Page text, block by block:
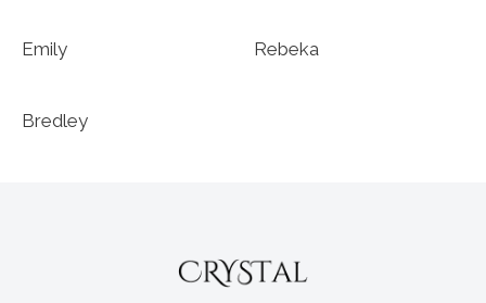
Emily Rebeka
Bredley